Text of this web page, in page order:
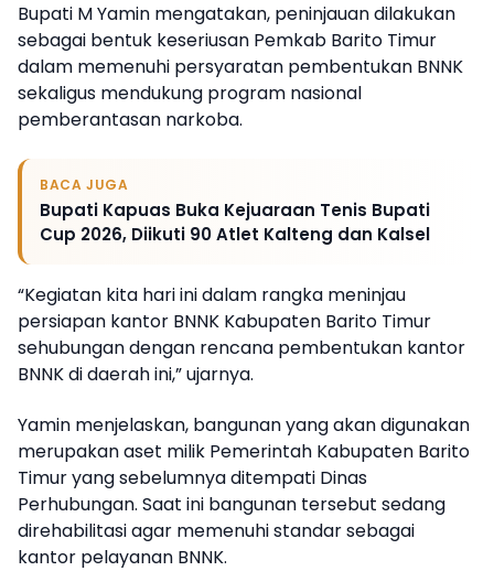
Bupati M Yamin mengatakan, peninjauan dilakukan
sebagai bentuk keseriusan Pemkab Barito Timur
dalam memenuhi persyaratan pembentukan BNNK
sekaligus mendukung program nasional
pemberantasan narkoba.
BACA JUGA
Bupati Kapuas Buka Kejuaraan Tenis Bupati
Cup 2026, Diikuti 90 Atlet Kalteng dan Kalsel
“Kegiatan kita hari ini dalam rangka meninjau
persiapan kantor BNNK Kabupaten Barito Timur
sehubungan dengan rencana pembentukan kantor
BNNK di daerah ini,” ujarnya.
Yamin menjelaskan, bangunan yang akan digunakan
merupakan aset milik Pemerintah Kabupaten Barito
Timur yang sebelumnya ditempati Dinas
Perhubungan. Saat ini bangunan tersebut sedang
direhabilitasi agar memenuhi standar sebagai
kantor pelayanan BNNK.